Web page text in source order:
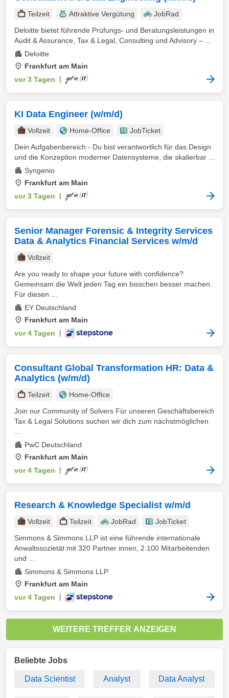
Teilzeit Attraktive Vergütung
JobRad
Deloitte bietet führende Prüfungs- und Beratungsleistungen in
Audit & Assurance, Tax & Legal, Consulting und Advisory – ...
Deloitte
Frankfurt am Main
vor 3 Tagen
KI Data Engineer (w/m/d)
Vollzeit Home-Office
JobTicket
Dein Aufgabenbereich - Du bist verantwortlich für das Design
und die Konzeption moderner Datensysteme, die skalierbar ...
Syngenio
Frankfurt am Main
vor 3 Tagen
Senior Manager Forensic & Integrity Services
Data & Analytics Financial Services w/m/d
Vollzeit
Are you ready to shape your future with confidence?
Gemeinsam die Welt jeden Tag ein bisschen besser machen.
Für diesen ...
EY Deutschland
Frankfurt am Main
vor 4 Tagen
Consultant Global Transformation HR: Data &
Analytics (w/m/d)
Teilzeit
Home-Office
Join our Community of Solvers Für unseren Geschäftsbereich
Tax & Legal Solutions suchen wir dich zum nächstmöglichen
PwC Deutschland
Frankfurt am Main
vor 4 Tagen
Research & Knowledge Specialist w/m/d
Vollzeit Teilzeit JobRad
JobTicket
Simmons & Simmons LLP ist eine führende internationale
Anwaltssozietät mit 320 Partner innen, 2.100 Mitarbeitenden
und ...
Simmons & Simmons LLP
Frankfurt am Main
vor 4 Tagen
WEITERE TREFFER ANZEIGEN
Beliebte Jobs
Data Scientist Analyst Data Analyst